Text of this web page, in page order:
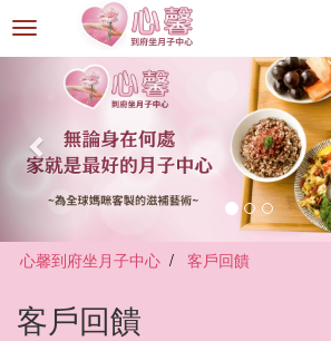
選
單
心馨到府坐月子中心 客戶回饋
客戶回饋